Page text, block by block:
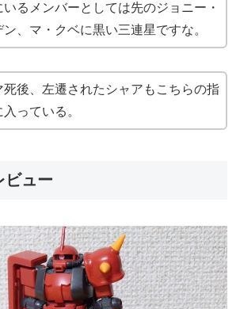
いるメンバーとしては先のジョニー・
ン、マ・クベに黒い三連星ですな。
死後、左遷されたシャアもこちらの指
っている。
ビュー